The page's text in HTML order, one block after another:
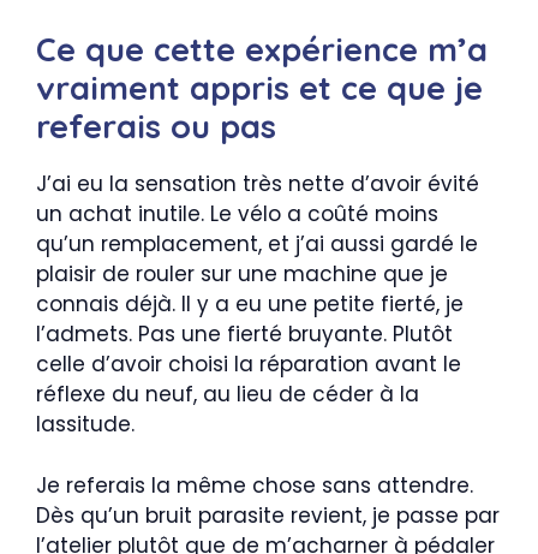
Ce que cette expérience m’a
vraiment appris et ce que je
referais ou pas
J’ai eu la sensation très nette d’avoir évité
un achat inutile. Le vélo a coûté moins
qu’un remplacement, et j’ai aussi gardé le
plaisir de rouler sur une machine que je
connais déjà. Il y a eu une petite fierté, je
l’admets. Pas une fierté bruyante. Plutôt
celle d’avoir choisi la réparation avant le
réflexe du neuf, au lieu de céder à la
lassitude.
Je referais la même chose sans attendre.
Dès qu’un bruit parasite revient, je passe par
l’atelier plutôt que de m’acharner à pédaler